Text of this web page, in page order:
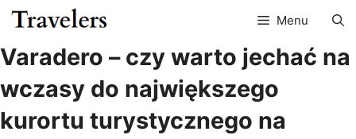
Przejdź
do
treści
Menu
Varadero – czy warto jechać na
wczasy do największego
kurortu turystycznego na